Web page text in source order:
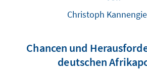
Christoph
Chancen und
deutschen